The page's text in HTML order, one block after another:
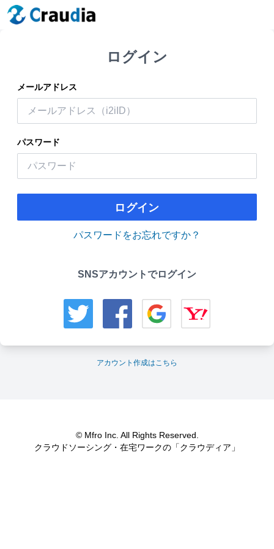
ログイン
メールアドレス
パスワード
ログイン
パスワードをお忘れですか？
SNSアカウントでログイン
アカウント作成はこちら
© Mfro Inc. All Rights Reserved.
クラウドソーシング・在宅ワークの「クラウディア」